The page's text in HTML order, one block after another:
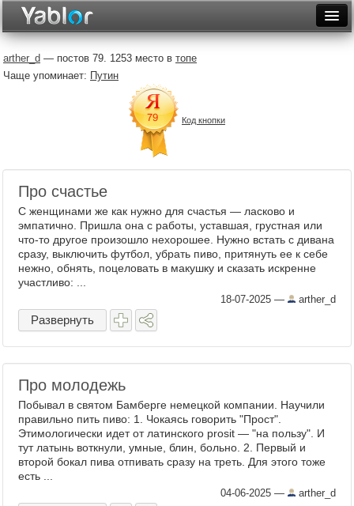
Месяц
Рейтинги
Архив
Видеотоп
arther_d — постов 79. 1253 место в топе
Чаще упоминает: Путин
Код кнопки
Про счастье
С женщинами же как нужно для счастья — ласково и
эмпатично. Пришла она с работы, уставшая, грустная или
что-то другое произошло нехорошее. Нужно встать с дивана
сразу, выключить футбол, убрать пиво, притянуть ее к себе
нежно, обнять, поцеловать в макушку и сказать искренне
участливо: ...
18-07-2025 — arther_d
Развернуть
Про молодежь
Побывал в святом Бамберге немецкой компании. Научили
правильно пить пиво: 1. Чокаясь говорить "Прост".
Этимологически идет от латинского prosit — "на пользу". И
тут латынь воткнули, умные, блин, больно. 2. Первый и
второй бокал пива отпивать сразу на треть. Для этого тоже
есть ...
04-06-2025 — arther_d